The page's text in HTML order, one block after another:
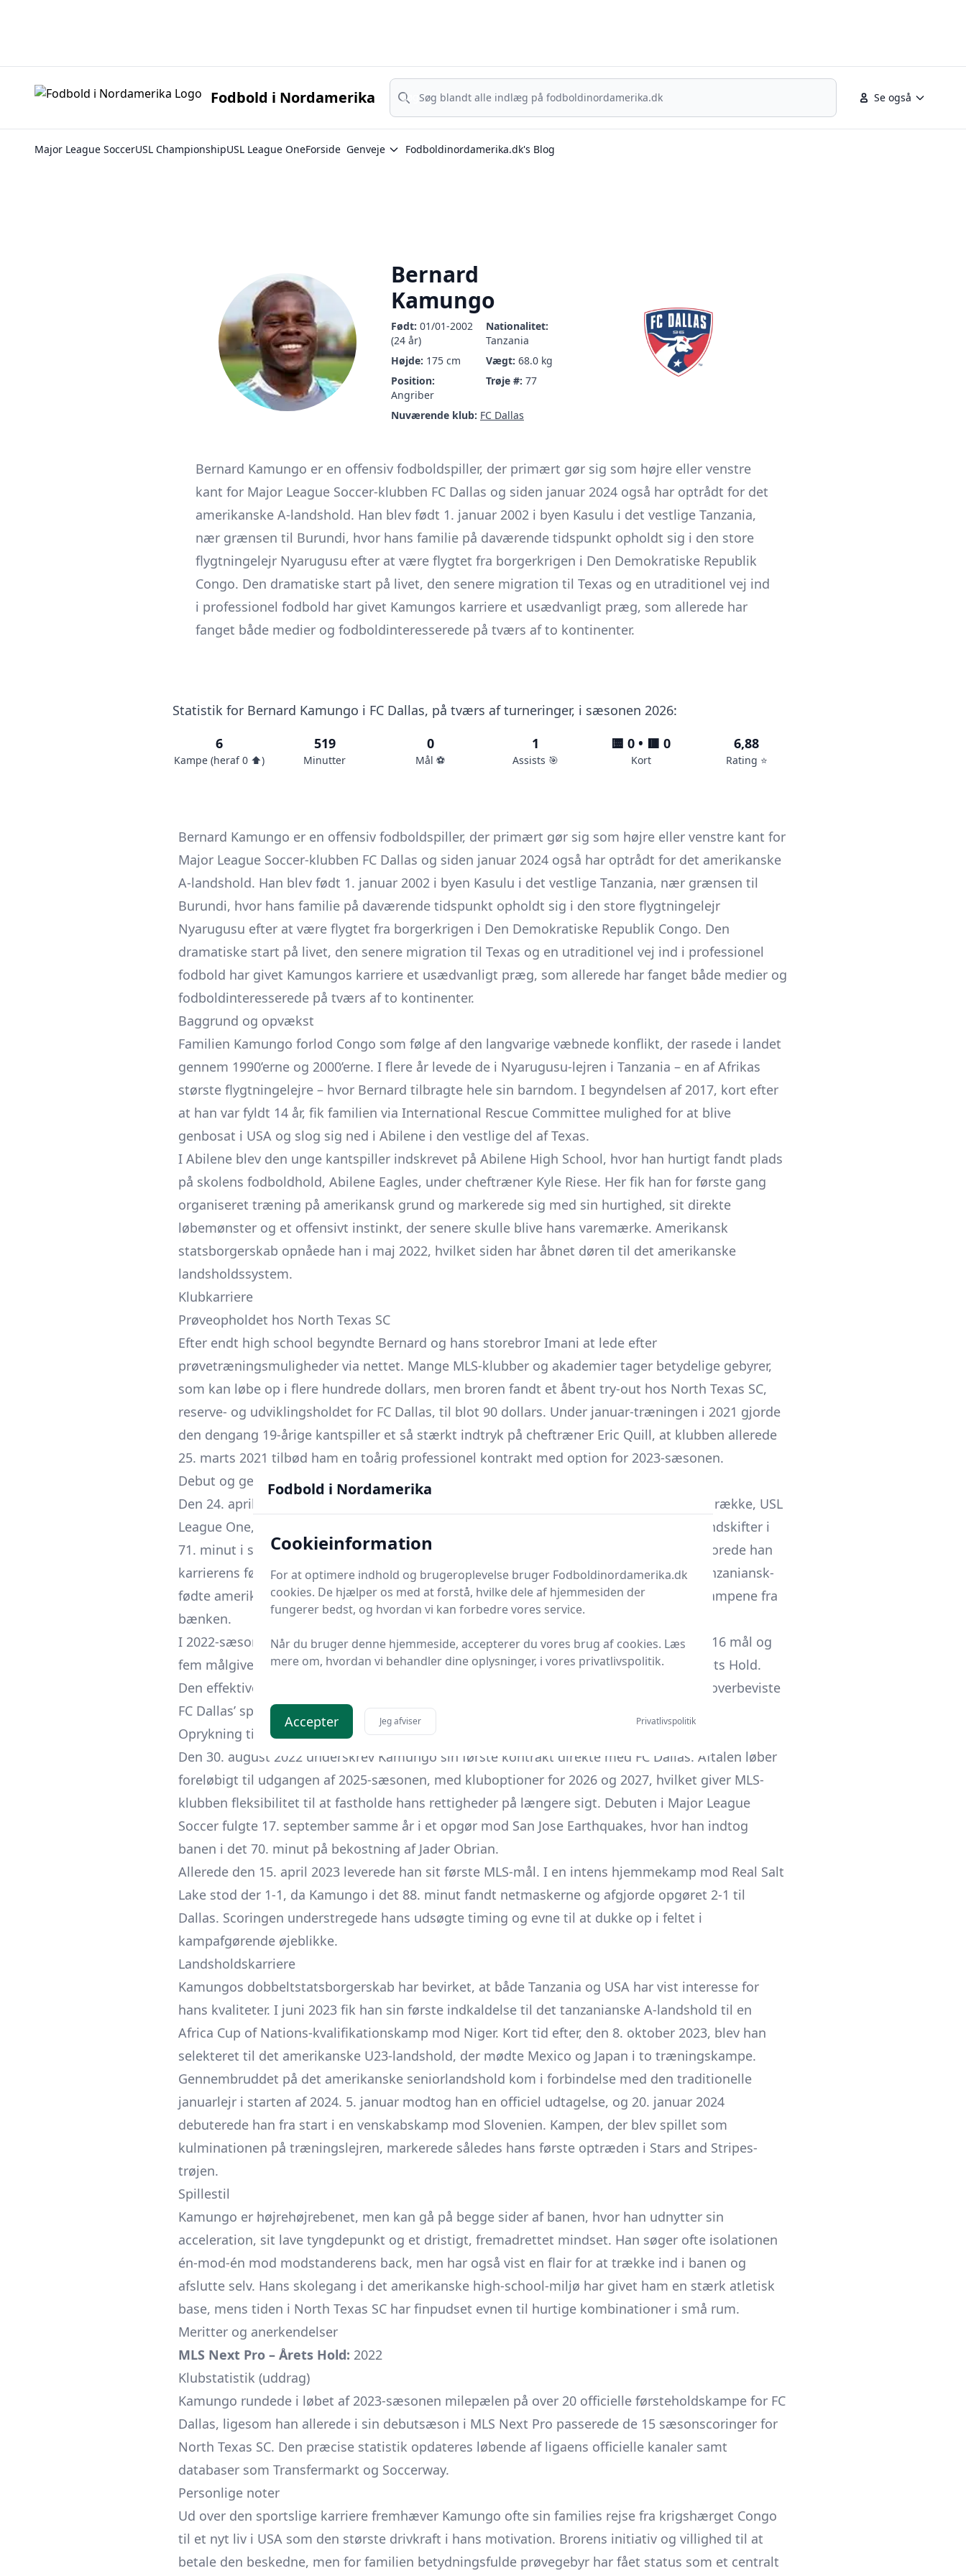
Fodbold i Nordamerika Se også
Søg
Søg
Major League SoccerUSL ChampionshipUSL League OneForside Genveje Fodboldinordamerika.dk's Blog
Bernard
Kamungo
Født: 01/01-2002
(24 år)
Nationalitet:
Tanzania
Højde: 175 cm Vægt: 68.0 kg
Position:
Angriber
Trøje #: 77
Nuværende klub: FC Dallas
Bernard Kamungo er en offensiv fodboldspiller, der primært gør sig som højre eller venstre
kant for Major League Soccer-klubben FC Dallas og siden januar 2024 også har optrådt for det
amerikanske A-landshold. Han blev født 1. januar 2002 i byen Kasulu i det vestlige Tanzania,
nær grænsen til Burundi, hvor hans familie på daværende tidspunkt opholdt sig i den store
flygtningelejr Nyarugusu efter at være flygtet fra borgerkrigen i Den Demokratiske Republik
Congo. Den dramatiske start på livet, den senere migration til Texas og en utraditionel vej ind
i professionel fodbold har givet Kamungos karriere et usædvanligt præg, som allerede har
fanget både medier og fodboldinteresserede på tværs af to kontinenter.
Statistik for Bernard Kamungo i FC Dallas, på tværs af turneringer, i sæsonen 2026:
6
Kampe (heraf 0 ⬆️)
519
Minutter
0
Mål ⚽️
1
Assists 🎯
🟨 0 • 🟥 0
Kort
6,88
Rating ⭐️
Bernard Kamungo er en offensiv fodboldspiller, der primært gør sig som højre eller venstre kant for
Major League Soccer-klubben FC Dallas og siden januar 2024 også har optrådt for det amerikanske
A-landshold. Han blev født 1. januar 2002 i byen Kasulu i det vestlige Tanzania, nær grænsen til
Burundi, hvor hans familie på daværende tidspunkt opholdt sig i den store flygtningelejr
Nyarugusu efter at være flygtet fra borgerkrigen i Den Demokratiske Republik Congo. Den
dramatiske start på livet, den senere migration til Texas og en utraditionel vej ind i professionel
fodbold har givet Kamungos karriere et usædvanligt præg, som allerede har fanget både medier og
fodboldinteresserede på tværs af to kontinenter.
Baggrund og opvækst
Familien Kamungo forlod Congo som følge af den langvarige væbnede konflikt, der rasede i landet
gennem 1990’erne og 2000’erne. I flere år levede de i Nyarugusu-lejren i Tanzania – en af Afrikas
største flygtningelejre – hvor Bernard tilbragte hele sin barndom. I begyndelsen af 2017, kort efter
at han var fyldt 14 år, fik familien via International Rescue Committee mulighed for at blive
genbosat i USA og slog sig ned i Abilene i den vestlige del af Texas.
I Abilene blev den unge kantspiller indskrevet på Abilene High School, hvor han hurtigt fandt plads
på skolens fodboldhold, Abilene Eagles, under cheftræner Kyle Riese. Her fik han for første gang
organiseret træning på amerikansk grund og markerede sig med sin hurtighed, sit direkte
løbemønster og et offensivt instinkt, der senere skulle blive hans varemærke. Amerikansk
statsborgerskab opnåede han i maj 2022, hvilket siden har åbnet døren til det amerikanske
landsholdssystem.
Klubkarriere
Prøveopholdet hos North Texas SC
Efter endt high school begyndte Bernard og hans storebror Imani at lede efter
prøvetræningsmuligheder via nettet. Mange MLS-klubber og akademier tager betydelige gebyrer,
som kan løbe op i flere hundrede dollars, men broren fandt et åbent try-out hos North Texas SC,
reserve- og udviklingsholdet for FC Dallas, til blot 90 dollars. Under januar-træningen i 2021 gjorde
den dengang 19-årige kantspiller et så stærkt indtryk på cheftræner Eric Quill, at klubben allerede
25. marts 2021 tilbød ham en toårig professionel kontrakt med option for 2023-sæsonen.
Debut og gennembrud i USL League One
Den 24. april 2021 fik Kamungo sin officielle debut i den tredjebedste nordamerikanske række, USL
League One, i åbningskampen mod Fort Lauderdale CF. Han blev sendt på banen som indskifter i
71. minut i stedet for sin holdkammerat Hope Avayevu, og blot otte minutter senere scorede han
karrierens første professionelle mål. North Texas SC vandt opgøret 4-2, og den unge tanzaniansk-
fødte amerikaner gjorde sig straks bemærket som en spiller med evnen til at påvirke kampene fra
bænken.
I 2022-sæsonen, nu i den nystiftede MLS Next Pro-liga, eksploderede hans statistikker: 16 mål og
fem målgivende afleveringer i 24 kampe var nok til at sikre ham en plads på ligaens Årets Hold.
Den effektive produktion, kombineret med høj arbejdsmoral og en dynamisk spillestil, overbeviste
FC Dallas’ sportslige ledelse om, at han kunne bidrage på førsteholdet.
Oprykning til FC Dallas
Den 30. august 2022 underskrev Kamungo sin første kontrakt direkte med FC Dallas. Aftalen løber
foreløbigt til udgangen af 2025-sæsonen, med kluboptioner for 2026 og 2027, hvilket giver MLS-
klubben fleksibilitet til at fastholde hans rettigheder på længere sigt. Debuten i Major League
Soccer fulgte 17. september samme år i et opgør mod San Jose Earthquakes, hvor han indtog
banen i det 70. minut på bekostning af Jader Obrian.
Allerede den 15. april 2023 leverede han sit første MLS-mål. I en intens hjemmekamp mod Real Salt
Lake stod der 1-1, da Kamungo i det 88. minut fandt netmaskerne og afgjorde opgøret 2-1 til
Dallas. Scoringen understregede hans udsøgte timing og evne til at dukke op i feltet i
kampafgørende øjeblikke.
Landsholdskarriere
Kamungos dobbeltstatsborgerskab har bevirket, at både Tanzania og USA har vist interesse for
hans kvaliteter. I juni 2023 fik han sin første indkaldelse til det tanzanianske A-landshold til en
Africa Cup of Nations-kvalifikationskamp mod Niger. Kort tid efter, den 8. oktober 2023, blev han
selekteret til det amerikanske U23-landshold, der mødte Mexico og Japan i to træningskampe.
Gennembruddet på det amerikanske seniorlandshold kom i forbindelse med den traditionelle
januarlejr i starten af 2024. 5. januar modtog han en officiel udtagelse, og 20. januar 2024
debuterede han fra start i en venskabskamp mod Slovenien. Kampen, der blev spillet som
kulminationen på træningslejren, markerede således hans første optræden i Stars and Stripes-
trøjen.
Spillestil
Kamungo er højrehøjrebenet, men kan gå på begge sider af banen, hvor han udnytter sin
acceleration, sit lave tyngdepunkt og et dristigt, fremadrettet mindset. Han søger ofte isolationen
én-mod-én mod modstanderens back, men har også vist en flair for at trække ind i banen og
afslutte selv. Hans skolegang i det amerikanske high-school-miljø har givet ham en stærk atletisk
base, mens tiden i North Texas SC har finpudset evnen til hurtige kombinationer i små rum.
Meritter og anerkendelser
MLS Next Pro – Årets Hold: 2022
Klubstatistik (uddrag)
Kamungo rundede i løbet af 2023-sæsonen milepælen på over 20 officielle førsteholdskampe for FC
Dallas, ligesom han allerede i sin debutsæson i MLS Next Pro passerede de 15 sæsonscoringer for
North Texas SC. Den præcise statistik opdateres løbende af ligaens officielle kanaler samt
databaser som Transfermarkt og Soccerway.
Personlige noter
Ud over den sportslige karriere fremhæver Kamungo ofte sin families rejse fra krigshærget Congo
til et nyt liv i USA som den største drivkraft i hans motivation. Brorens initiativ og villighed til at
betale den beskedne, men for familien betydningsfulde prøvegebyr har fået status som et centralt
Fodbold i Nordamerika
Cookieinformation
For at optimere indhold og brugeroplevelse bruger Fodboldinordamerika.dk
cookies. De hjælper os med at forstå, hvilke dele af hjemmesiden der
fungerer bedst, og hvordan vi kan forbedre vores service.
Når du bruger denne hjemmeside, accepterer du vores brug af cookies. Læs
mere om, hvordan vi behandler dine oplysninger, i vores privatlivspolitik.
Accepter Jeg afviser Privatlivspolitik